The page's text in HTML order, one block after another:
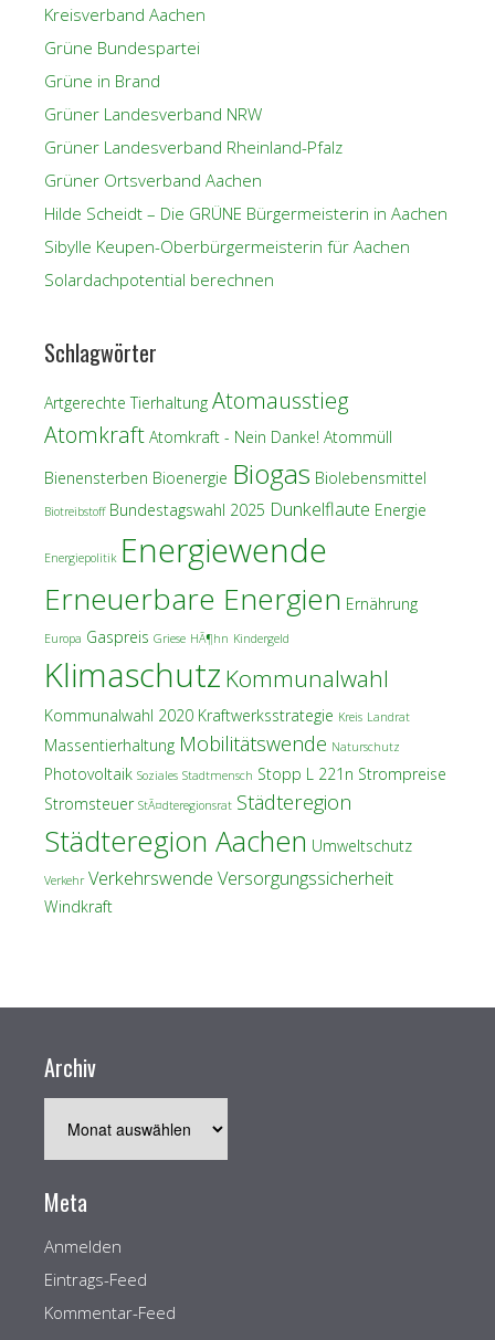
Kreisverband Aachen
Grüne Bundespartei
Grüne in Brand
Grüner Landesverband NRW
Grüner Landesverband Rheinland-Pfalz
Grüner Ortsverband Aachen
Hilde Scheidt – Die GRÜNE Bürgermeisterin in Aachen
Sibylle Keupen-Oberbürgermeisterin für Aachen
Solardachpotential berechnen
Schlagwörter
Artgerechte Tierhaltung Atomausstieg
Atomkraft Atomkraft - Nein Danke! Atommüll
Bienensterben Bioenergie Biogas Biolebensmittel
Biotreibstoff Bundestagswahl 2025 Dunkelflaute Energie
Energiepolitik Energiewende
Erneuerbare Energien Ernährung
Europa Gaspreis Griese HÃ¶hn Kindergeld
Klimaschutz Kommunalwahl
Kommunalwahl 2020 Kraftwerksstrategie Kreis Landrat
Massentierhaltung Mobilitätswende Naturschutz
Photovoltaik Soziales Stadtmensch Stopp L 221n Strompreise
Stromsteuer StÃ¤dteregionsrat Städteregion
Städteregion Aachen Umweltschutz
Verkehr Verkehrswende Versorgungssicherheit
Windkraft
Archiv
Meta
Anmelden
Eintrags-Feed
Kommentar-Feed